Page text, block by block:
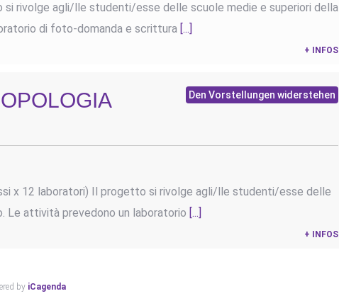
si rivolge agli/lle studenti/esse delle scuole medie e superiori della
di foto-domanda e scrittura [...]
+ INFOS
Den Vorstellungen widerstehen
x 12 laboratori) Il progetto si rivolge agli/lle studenti/esse delle
Le attività prevedono un laboratorio [...]
+ INFOS
by iCagenda